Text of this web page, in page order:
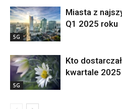
5G
Miasta z
Q1 2025 roku
5G
Kto
kwartale